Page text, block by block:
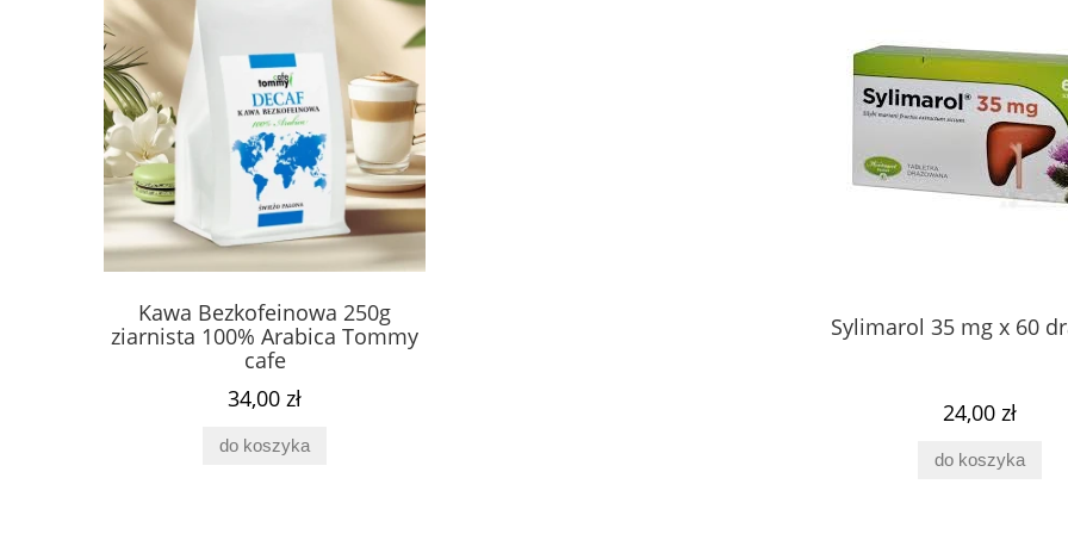
Kawa Bezkofeinowa 250g
ziarnista 100% Arabica Tommy
cafe
34,00 zł
do koszyka
Spermidyna 60 kaps
Sylimarol 35 mg x 60
24,00 zł
do koszyka